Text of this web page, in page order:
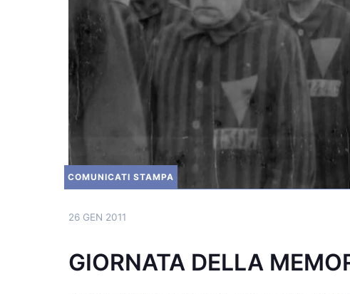
COMUNICATI STAMPA
26 GEN 2011
GIORNATA DELLA